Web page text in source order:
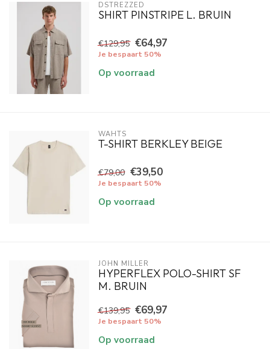
DSTREZZED
SHIRT PINSTRIPE L. BRUIN
€129,95 €64,97
Je bespaart 50%
Op voorraad
WAHTS
T-SHIRT BERKLEY BEIGE
€79,00 €39,50
Je bespaart 50%
Op voorraad
JOHN MILLER
HYPERFLEX POLO-SHIRT SF
M. BRUIN
€139,95 €69,97
Je bespaart 50%
Op voorraad